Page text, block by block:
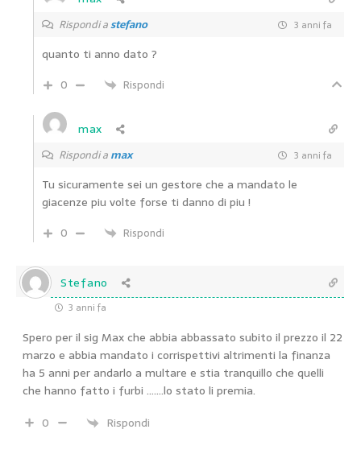
Rispondi astefano 3 anni fa
quanto ti anno dato ?
0
Rispondi
max
Rispondi amax 3 anni fa
Tu sicuramente sei un gestore che a mandato le
giacenze piu volte forse ti danno di piu !
0
Rispondi
Stefano
3 anni fa
Spero per il sig Max che abbia abbassato subito il prezzo il 22
marzo e abbia mandato i corrispettivi altrimenti la finanza
ha 5 anni per andarlo a multare e stia tranquillo che quelli
che hanno fatto i furbi …….lo stato li premia.
0
Rispondi